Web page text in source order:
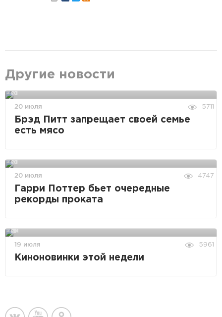
Другие новости
20 июля 5711
Брэд Питт запрещает своей семье
есть мясо
20 июля 4747
Гарри Поттер бьет очередные
рекорды проката
19 июля 5961
Киноновинки этой недели